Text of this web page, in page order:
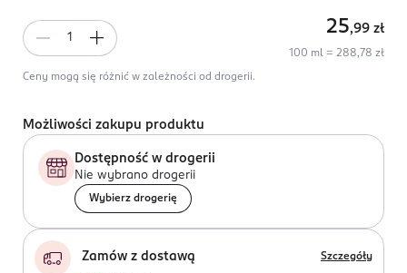
25,99 zł
100 ml = 288,78 zł
Ceny mogą się różnić w zależności od drogerii.
Możliwości zakupu produktu
Dostępność w drogerii
Nie wybrano drogerii
Wybierz drogerię
Zamów z dostawą Szczegóły